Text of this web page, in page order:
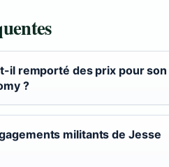
il remporté des prix pour
?
militants de Jesse